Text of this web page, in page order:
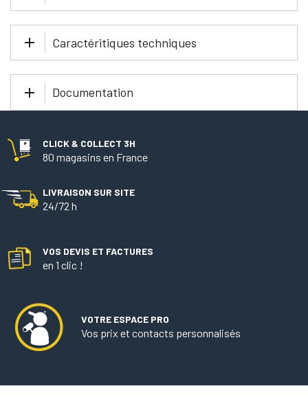
Caractéritiques techniques
Documentation
CLICK & COLLECT 3H
80 magasins en France
LIVRAISON SUR SITE
24/72 h
VOS DEVIS ET FACTURES
en 1 clic !
VOTRE ESPACE PRO
Vos prix et contacts personnalisés